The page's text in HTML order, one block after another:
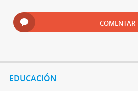
COMENTAR
EDUCACIÓN